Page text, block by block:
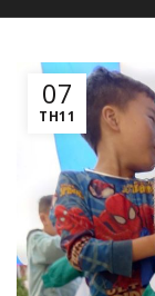
07
TH11